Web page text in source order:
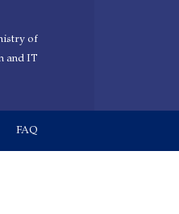
of
and IT
Footer menu
FAQ